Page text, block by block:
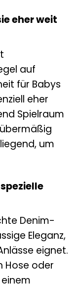
eher weit
auf
für Babys
eher
Spielraum
um
Denim-
Eleganz,
eignet.
Hose oder